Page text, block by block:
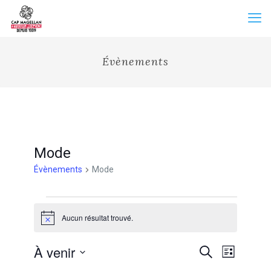
Évènements
Mode
Évènements Mode
NoticeAucun résultat trouvé.
Recherche
Recherche
Navigation
de
Liste
À venir